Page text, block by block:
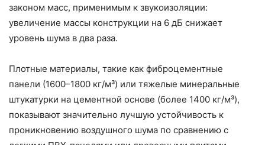
законом масс, применимым к звукоизоляции:
увеличение массы конструкции на 6 дБ снижает
уровень шума в два раза.
Плотные материалы, такие как фиброцементные
панели (1600–1800 кг/м³) или тяжелые минеральные
штукатурки на цементной основе (более 1400 кг/м³),
показывают значительно лучшую устойчивость к
проникновению воздушного шума по сравнению с